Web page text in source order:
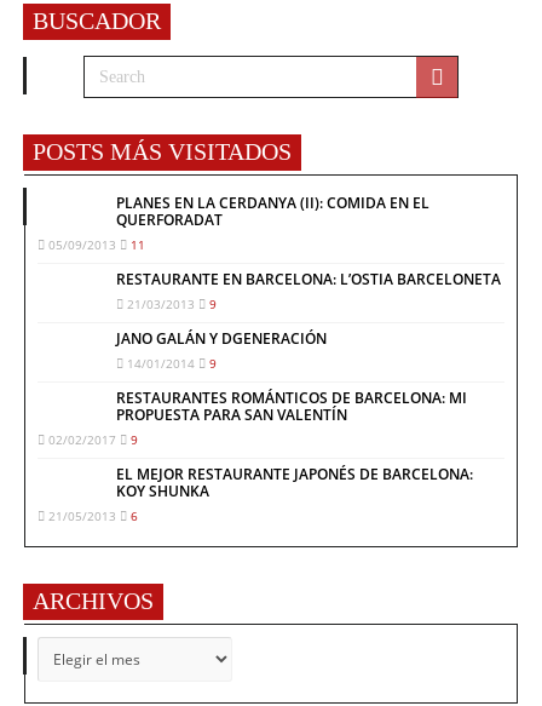
BUSCADOR
POSTS MÁS VISITADOS
PLANES EN LA CERDANYA (II): COMIDA EN EL
QUERFORADAT
05/09/2013 11
RESTAURANTE EN BARCELONA: L’OSTIA BARCELONETA
21/03/2013 9
JANO GALÁN Y DGENERACIÓN
14/01/2014 9
RESTAURANTES ROMÁNTICOS DE BARCELONA: MI
PROPUESTA PARA SAN VALENTÍN
02/02/2017 9
EL MEJOR RESTAURANTE JAPONÉS DE BARCELONA:
KOY SHUNKA
21/05/2013 6
ARCHIVOS
ARCHIVOS